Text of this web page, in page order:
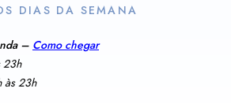
DIAS DA SEMANA
– Como chegar
23h
às 23h